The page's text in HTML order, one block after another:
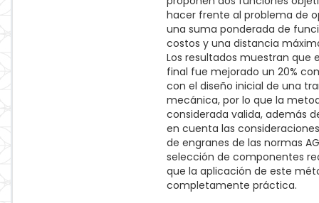
hacer frente al problema de
una suma ponderada de
costos y una distancia
Los resultados muestran que
final fue mejorado un 20%
con el diseño inicial de una
mecánica, por lo que la
considerada valida, además
en cuenta las
de engranes de las normas
selección de componentes
que la aplicación de este
completamente práctica.